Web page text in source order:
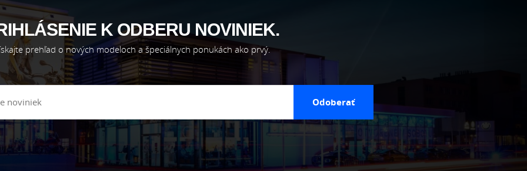
K ODBERU NOVINIEK.
prehľad o nových modeloch a špeciálnych ponukách ako prvý.
Odoberať